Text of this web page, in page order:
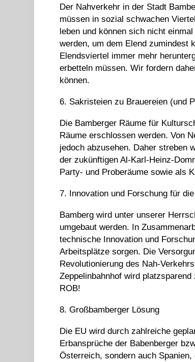
Der Nahverkehr in der Stadt
müssen in sozial schwachen
leben und können sich nicht
werden, um dem Elend zumindest
Elendsviertel immer mehr
erbetteln müssen. Wir fordern
können.
6. Sakristeien zu Brauereien (und
Die Bamberger Räume für
Räume erschlossen werden. Von
jedoch abzusehen. Daher streben
der zukünftigen Al-Karl-Heinz-
Party- und Proberäume sowie als
7. Innovation und Forschung für
Bamberg wird unter unserer
umgebaut werden. In
technische Innovation und
Arbeitsplätze sorgen. Die
Revolutionierung des Nah-
Zeppelinbahnhof wird
ROB!
8. Großbamberger Lösung
Die EU wird durch zahlreiche
Erbansprüche der Babenberger
Österreich, sondern auch